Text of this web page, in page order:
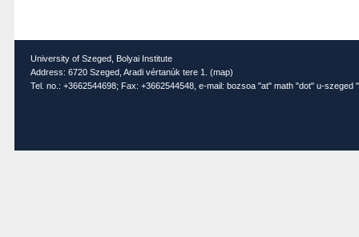
University of Szeged, Bolyai Institute
Address: 6720 Szeged, Aradi vértanúk tere 1. (map)
Tel. no.: +3662544698; Fax: +3662544548, e-mail: bozsoa "at" math "dot" u-szeged